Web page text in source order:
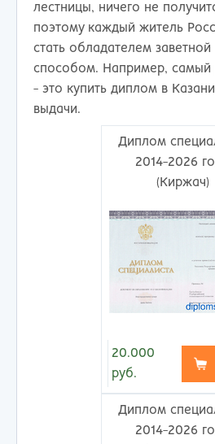
лестницы, ничего не
поэтому каждый житель
стать обладателем
способом. Например, самый
- это купить диплом в
выдачи.
Диплом
2014-2026
(Киржач)
20.000
руб.
Диплом
2014-2026